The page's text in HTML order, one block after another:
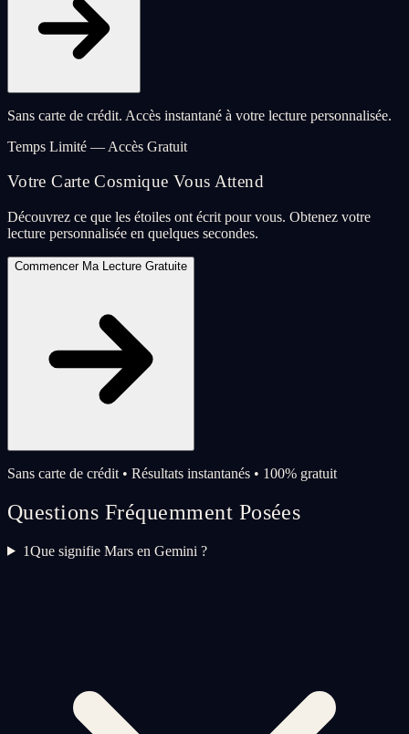
Sans carte de crédit. Accès instantané à votre lecture personnalisée.
Temps Limité — Accès Gratuit
Votre Carte Cosmique Vous Attend
Découvrez ce que les étoiles ont écrit pour vous. Obtenez votre
lecture personnalisée en quelques secondes.
Commencer Ma Lecture Gratuite
Sans carte de crédit • Résultats instantanés • 100% gratuit
Questions Fréquemment Posées
1Que signifie Mars en Gemini ?